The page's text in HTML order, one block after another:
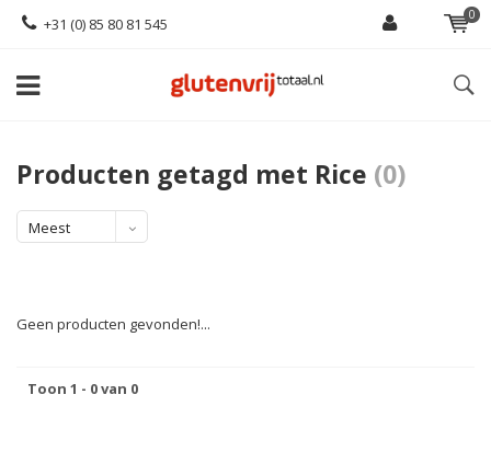
+31 (0) 85 80 81 545 0
Producten getagd met Rice (0)
Meest
Geen producten gevonden!...
Toon 1 - 0 van 0